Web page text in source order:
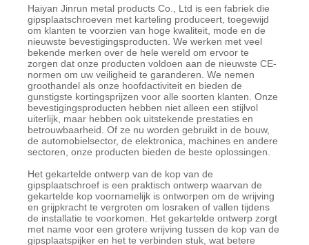
Haiyan Jinrun metal products Co., Ltd is een fabriek die
gipsplaatschroeven met karteling produceert, toegewijd
om klanten te voorzien van hoge kwaliteit, mode en de
nieuwste bevestigingsproducten. We werken met veel
bekende merken over de hele wereld om ervoor te
zorgen dat onze producten voldoen aan de nieuwste CE-
normen om uw veiligheid te garanderen. We nemen
groothandel als onze hoofdactiviteit en bieden de
gunstigste kortingsprijzen voor alle soorten klanten. Onze
bevestigingsproducten hebben niet alleen een stijlvol
uiterlijk, maar hebben ook uitstekende prestaties en
betrouwbaarheid. Of ze nu worden gebruikt in de bouw,
de automobielsector, de elektronica, machines en andere
sectoren, onze producten bieden de beste oplossingen.
Het gekartelde ontwerp van de kop van de
gipsplaatschroef is een praktisch ontwerp waarvan de
gekartelde kop voornamelijk is ontworpen om de wrijving
en grijpkracht te vergroten om losraken of vallen tijdens
de installatie te voorkomen. Het gekartelde ontwerp zorgt
met name voor een grotere wrijving tussen de kop van de
gipsplaatspijker en het te verbinden stuk, wat betere